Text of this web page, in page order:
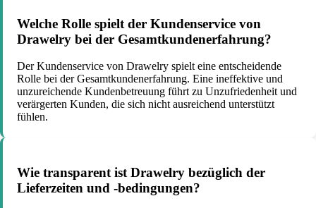
Welche Rolle spielt der Kundenservice von
Drawelry bei der Gesamtkundenerfahrung?
Der Kundenservice von Drawelry spielt eine entscheidende
Rolle bei der Gesamtkundenerfahrung. Eine ineffektive und
unzureichende Kundenbetreuung führt zu Unzufriedenheit und
verärgerten Kunden, die sich nicht ausreichend unterstützt
fühlen.
Wie transparent ist Drawelry bezüglich der
Lieferzeiten und -bedingungen?